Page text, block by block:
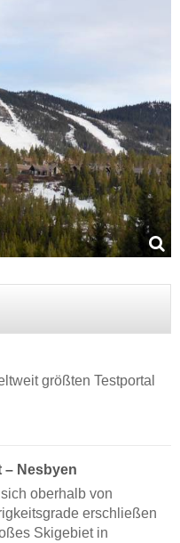
größten Testportal
– Nesbyen
oberhalb von
erschließen
Skigebiet in